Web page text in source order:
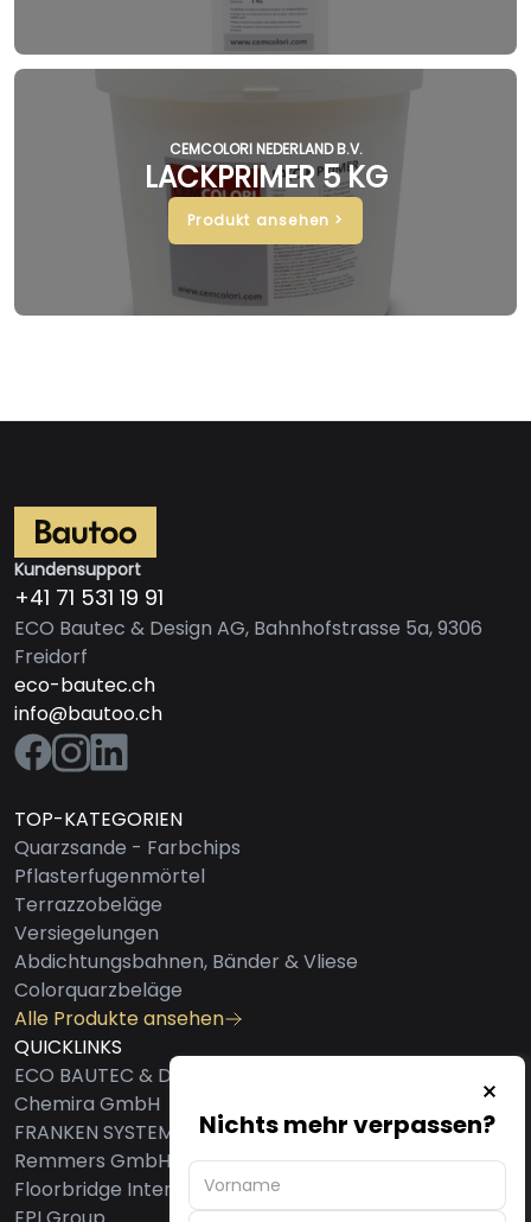
CEMCOLORI NEDERLAND B.V.
LACKPRIMER 5 KG
Produkt ansehen >
Kundensupport
+41 71 531 19 91
ECO Bautec & Design AG, Bahnhofstrasse 5a, 9306
Freidorf
eco-bautec.ch
info@bautoo.ch
TOP-KATEGORIEN
Quarzsande - Farbchips
Pflasterfugenmörtel
Terrazzobeläge
Versiegelungen
Abdichtungsbahnen, Bänder & Vliese
Colorquarzbeläge
Alle Produkte ansehen
QUICKLINKS
ECO BAUTEC & DESIGN AG
Chemira GmbH
FRANKEN SYSTEMS GMBH
Remmers GmbH
Floorbridge International GmbH
Nichts mehr verpassen?